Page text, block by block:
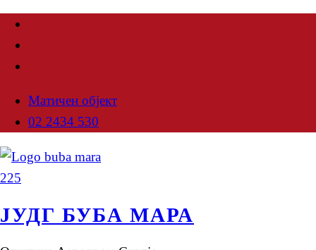
Матичен објект
02 2434 530
ЈУДГ БУБА МАРА